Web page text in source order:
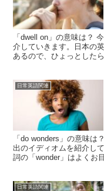
「dwell on」の意味は？
介していきます。日本の
あるので、ひょっとした
日常英語関連
「do wonders」の意味は
出のイディオムを紹介し
詞の「wonder」はよくお
日常英語関連